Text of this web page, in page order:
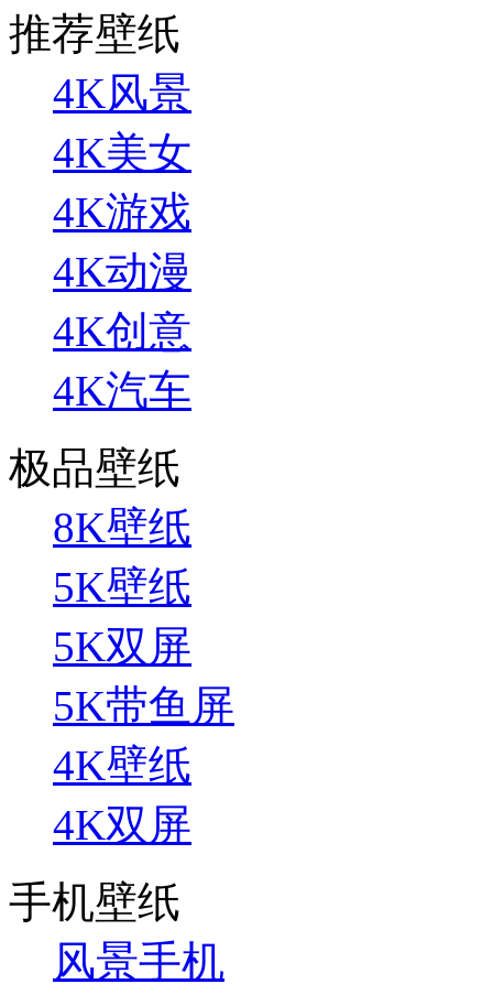
推荐壁纸
4K风景
4K美女
4K游戏
4K动漫
4K创意
4K汽车
极品壁纸
8K壁纸
5K壁纸
5K双屏
5K带鱼屏
4K壁纸
4K双屏
手机壁纸
风景手机